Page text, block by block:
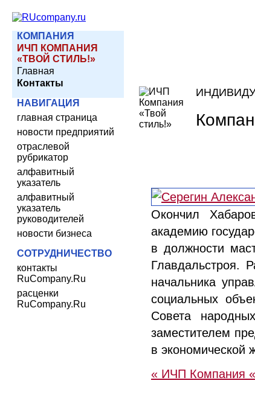
КОМПАНИЯ
ИЧП КОМПАНИЯ
«ТВОЙ СТИЛЬ!»
Главная
Контакты
НАВИГАЦИЯ
главная страница
новости предприятий
отраслевой
рубрикатор
алфавитный
указатель
алфавитный
указатель
руководителей
новости бизнеса
СОТРУДНИЧЕСТВО
контакты
RuCompany.Ru
расценки
RuCompany.Ru
Окончил
академию
в должности
Главдальстроя.
начальника
социальных
Совета
заместителем
в экономической
« ИЧП Компания